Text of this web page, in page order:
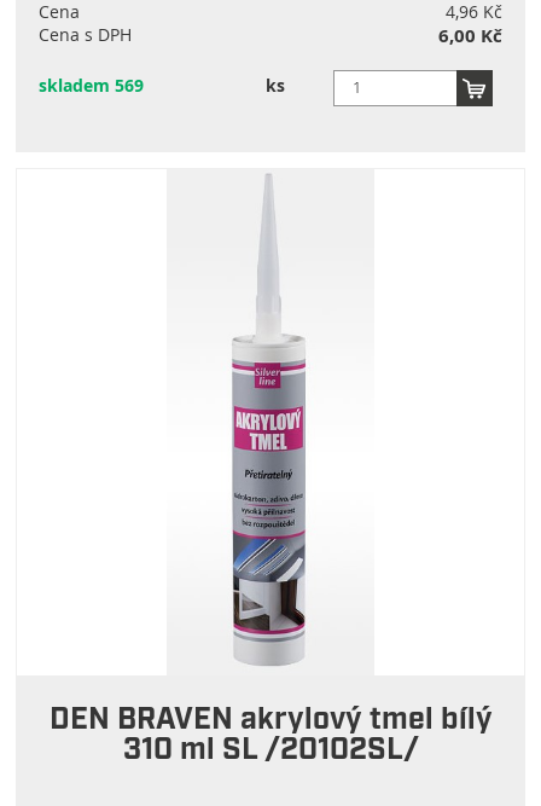
Cena
4,96 Kč
Cena s DPH
6,00 Kč
skladem 569 ks
DEN BRAVEN akrylový tmel bílý
310 ml SL /20102SL/